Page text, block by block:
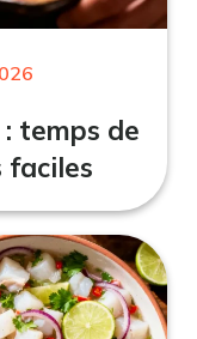
temps de
faciles